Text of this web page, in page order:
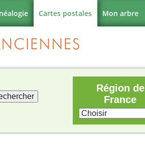
Cartes postales Mon arbre
Région de
France